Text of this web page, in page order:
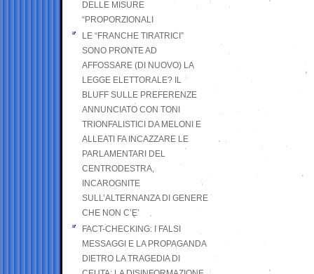
DELLE MISURE
“PROPORZIONALI
LE “FRANCHE TIRATRICI”
SONO PRONTE AD
AFFOSSARE (DI NUOVO) LA
LEGGE ELETTORALE? IL
BLUFF SULLE PREFERENZE
ANNUNCIATO CON TONI
TRIONFALISTICI DA MELONI E
ALLEATI FA INCAZZARE LE
PARLAMENTARI DEL
CENTRODESTRA,
INCAROGNITE
SULL’ALTERNANZA DI GENERE
CHE NON C’E’
FACT-CHECKING: I FALSI
MESSAGGI E LA PROPAGANDA
DIETRO LA TRAGEDIA DI